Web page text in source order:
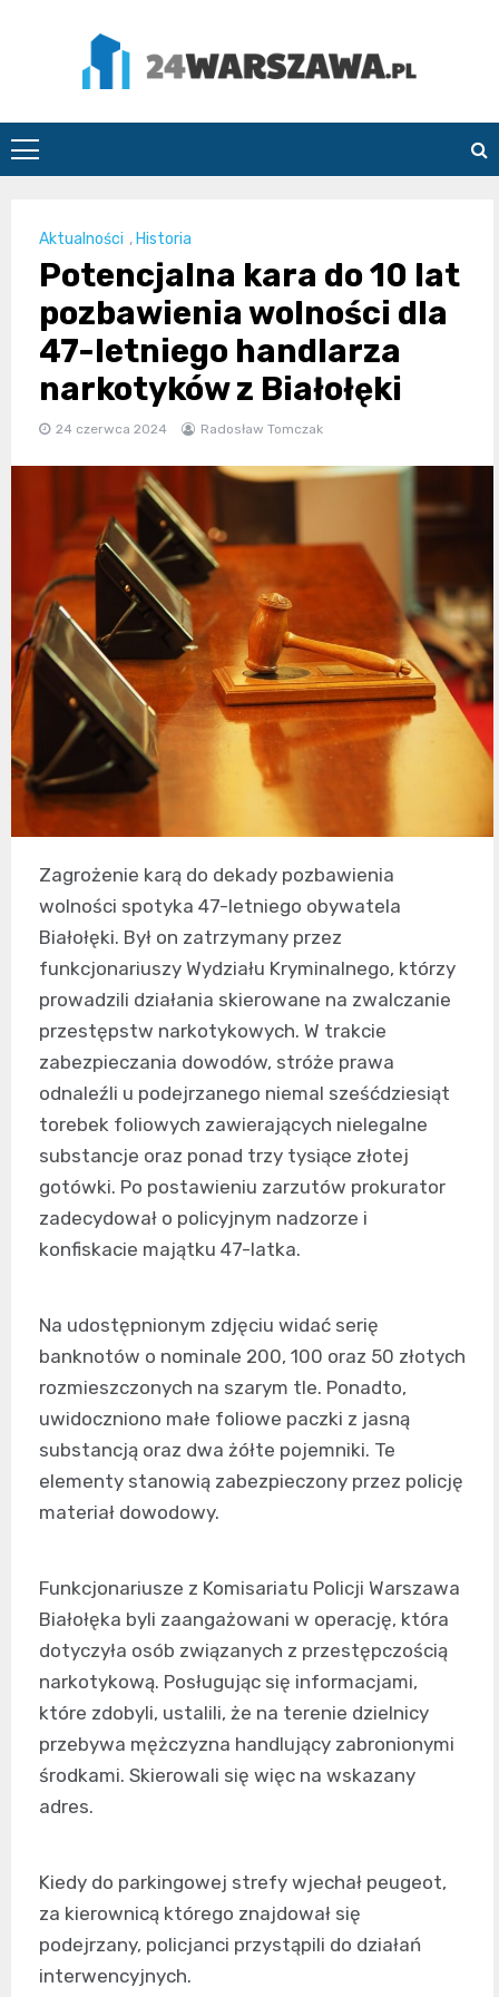
24Warszawa.pl
Aktualności , Historia
Potencjalna kara do 10 lat
pozbawienia wolności dla
47-letniego handlarza
narkotyków z Białołęki
24 czerwca 2024 Radosław Tomczak
Zagrożenie karą do dekady pozbawienia
wolności spotyka 47-letniego obywatela
Białołęki. Był on zatrzymany przez
funkcjonariuszy Wydziału Kryminalnego, którzy
prowadzili działania skierowane na zwalczanie
przestępstw narkotykowych. W trakcie
zabezpieczania dowodów, stróże prawa
odnaleźli u podejrzanego niemal sześćdziesiąt
torebek foliowych zawierających nielegalne
substancje oraz ponad trzy tysiące złotej
gotówki. Po postawieniu zarzutów prokurator
zadecydował o policyjnym nadzorze i
konfiskacie majątku 47-latka.
Na udostępnionym zdjęciu widać serię
banknotów o nominale 200, 100 oraz 50 złotych
rozmieszczonych na szarym tle. Ponadto,
uwidoczniono małe foliowe paczki z jasną
substancją oraz dwa żółte pojemniki. Te
elementy stanowią zabezpieczony przez policję
materiał dowodowy.
Funkcjonariusze z Komisariatu Policji Warszawa
Białołęka byli zaangażowani w operację, która
dotyczyła osób związanych z przestępczością
narkotykową. Posługując się informacjami,
które zdobyli, ustalili, że na terenie dzielnicy
przebywa mężczyzna handlujący zabronionymi
środkami. Skierowali się więc na wskazany
adres.
Kiedy do parkingowej strefy wjechał peugeot,
za kierownicą którego znajdował się
podejrzany, policjanci przystąpili do działań
interwencyjnych.